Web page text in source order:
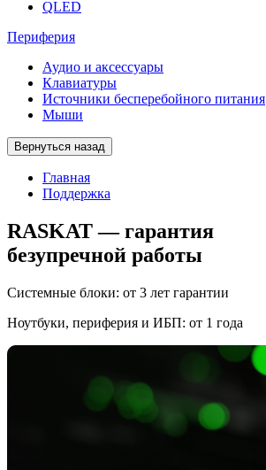
QLED
Периферия
Аудио и аксессуары
Клавиатуры
Источники бесперебойного питания
Мыши
Вернуться назад
Главная
Поддержка
RASKAT — гарантия
безупречной работы
Системные блоки: от 3 лет гарантии
Ноутбуки, периферия и ИБП: от 1 года